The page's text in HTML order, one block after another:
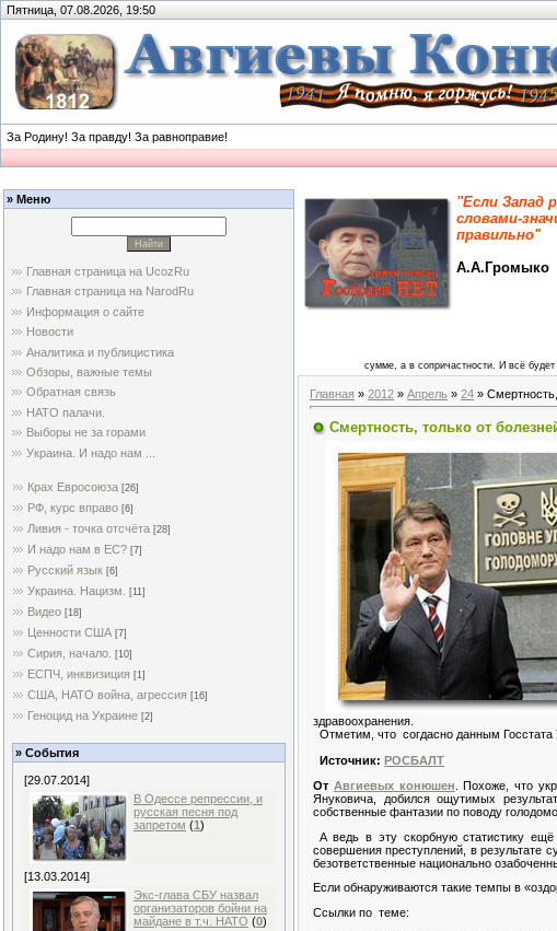
Пятница, 07.08.2026, 19:50
За Родину! За правду! За равноправие!
» Меню
Главная страница на UcozRu
Главная страница на NarodRu
Информация о сайте
Новости
Аналитика и публицистика
Обзоры, важные темы
Обратная связь
НАТО палачи.
Выборы не за горами
Украина. И надо нам ...
Крах Евросоюза [26]
РФ, курс вправо [6]
Ливия - точка отсчёта [28]
И надо нам в ЕС? [7]
Русский язык [6]
Украина. Нацизм. [11]
Видео [18]
Ценности США [7]
Сирия, начало. [10]
ЕСПЧ, инквизиция [1]
США, НАТО война, агрессия [16]
Геноцид на Украине [2]
» События
[29.07.2014]
В Одессе репрессии, и
русская песня под
запретом (1)
[13.03.2014]
Экс-глава СБУ назвал
организаторов бойни на
майдане в т.ч. НАТО (0)
"Если Запад
словами-
правильно"
А.А.Громыко
сумме, а в сопричастности. И всё будет
Главная » 2012 » Апрель » 24 »
Смертность, только от
здравоохранения.
Отметим, что согдасно данным Госстата
Источник: РОСБАЛТ
От Авгиевых конюшен . Похоже, что
Януковича, добился ощутимых
собственные фантазии по поводу
А ведь в эту скорбную статистику
совершения преступлений, в результате
безответственные национально
Если обнаруживаются такие темпы в
Ссылки по теме: